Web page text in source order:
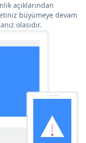
açıklarından
büyümeye devam
olasıdır.